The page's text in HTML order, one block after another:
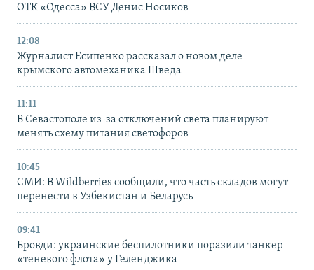
ОТК «Одесса» ВСУ Денис Носиков
12:08
Журналист Есипенко рассказал о новом деле
крымского автомеханика Шведа
11:11
В Севастополе из-за отключений света планируют
менять схему питания светофоров
10:45
СМИ: В Wildberries сообщили, что часть складов могут
перенести в Узбекистан и Беларусь
09:41
Бровди: украинские беспилотники поразили танкер
«теневого флота» у Геленджика